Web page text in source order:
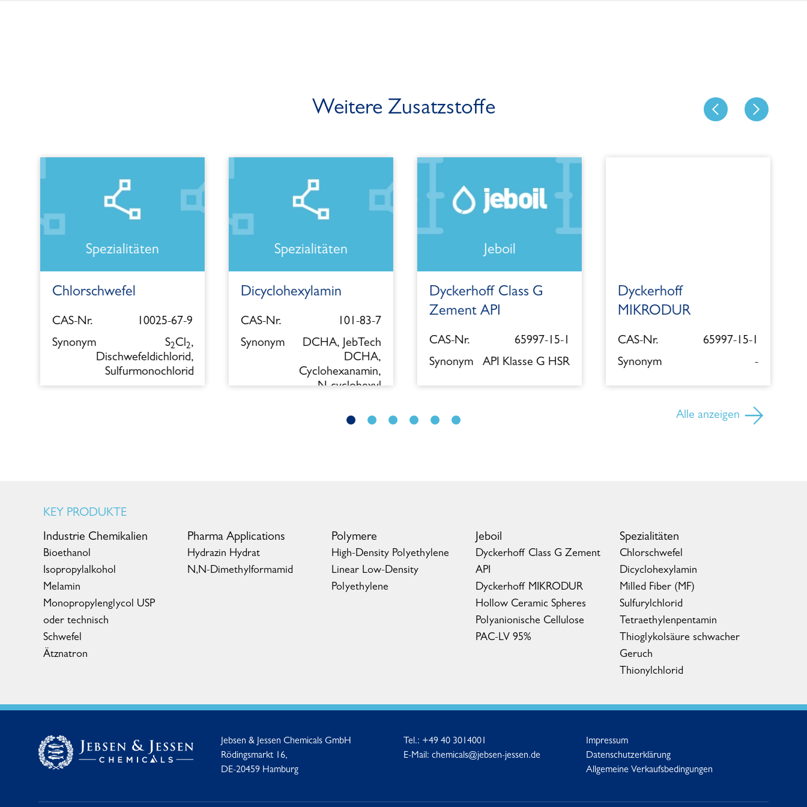
Weitere Zusatzstoffe
Spezialitäten
Chlorschwefel
CAS-Nr.
10025-67-9
Synonym
S2Cl2,
Dischwefeldichlorid,
Sulfurmonochlorid
Spezialitäten
Dicyclohexylamin
CAS-Nr.
101-83-7
Synonym
DCHA, JebTech
DCHA,
Cyclohexanamin,
N-cyclohexyl
Jeboil
Dyckerhoff Class G
Zement API
CAS-Nr.
65997-15-1
Synonym
API Klasse G HSR
Dyckerhoff
MIKRODUR
CAS-Nr.
65997-15-1
Synonym
-
Alle anzeigen
KEY PRODUKTE
Industrie Chemikalien
Bioethanol
Isopropylalkohol
Melamin
Monopropylenglycol USP
oder technisch
Schwefel
Ätznatron
Pharma Applications
Hydrazin Hydrat
N,N-Dimethylformamid
Polymere
High-Density Polyethylene
Linear Low-Density
Polyethylene
Jeboil
Dyckerhoff Class G Zement
API
Dyckerhoff MIKRODUR
Hollow Ceramic Spheres
Polyanionische Cellulose
PAC-LV 95%
Spezialitäten
Chlorschwefel
Dicyclohexylamin
Milled Fiber (MF)
Sulfurylchlorid
Tetraethylenpentamin
Thioglykolsäure schwacher
Geruch
Thionylchlorid
Jebsen & Jessen Chemicals GmbH
Rödingsmarkt 16,
DE-20459 Hamburg
Tel.: +49 40 3014001
E-Mail: chemicals@jebsen-jessen.de
Impressum
Datenschutzerklärung
Allgemeine Verkaufsbedingungen